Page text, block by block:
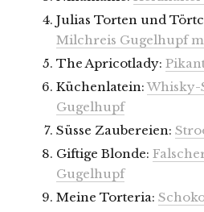
Julias Torten und
Milchreis Gugelhupf
The Apricotlady:
Küchenlatein:Whisky-
Gugelhupf
Süsse Zaubereien:
Giftige Blonde:
Gugelhupf
Meine Torteria: